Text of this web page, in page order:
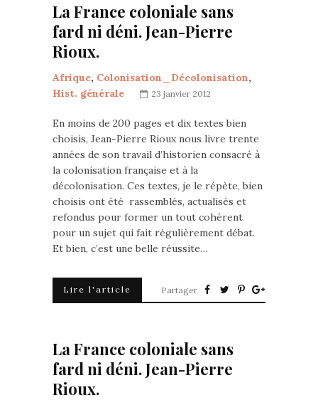
La France coloniale sans
fard ni déni. Jean-Pierre
Rioux.
Afrique, Colonisation_Décolonisation,
Hist. générale
23 janvier 2012
En moins de 200 pages et dix textes bien
choisis, Jean-Pierre Rioux nous livre trente
années de son travail d’historien consacré à
la colonisation française et à la
décolonisation. Ces textes, je le répète, bien
choisis ont été rassemblés, actualisés et
refondus pour former un tout cohérent
pour un sujet qui fait régulièrement débat.
Et bien, c’est une belle réussite…
Lire l'article Partager
La France coloniale sans
fard ni déni. Jean-Pierre
Rioux.